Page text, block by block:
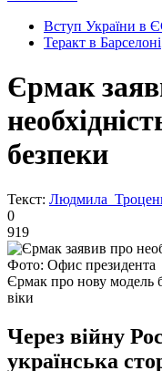
Вступ України в
Теракт в Барселоні
Єрмак
безпеки
Текст: Людмила
0
919
Фото: Офис президента
Єрмак про нову модель
віки
Через війну
українська